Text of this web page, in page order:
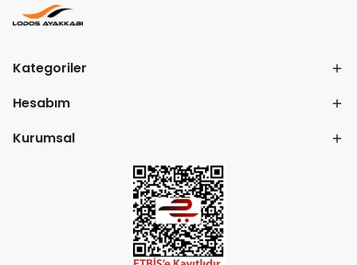
Kategoriler
Hesabım
Kurumsal